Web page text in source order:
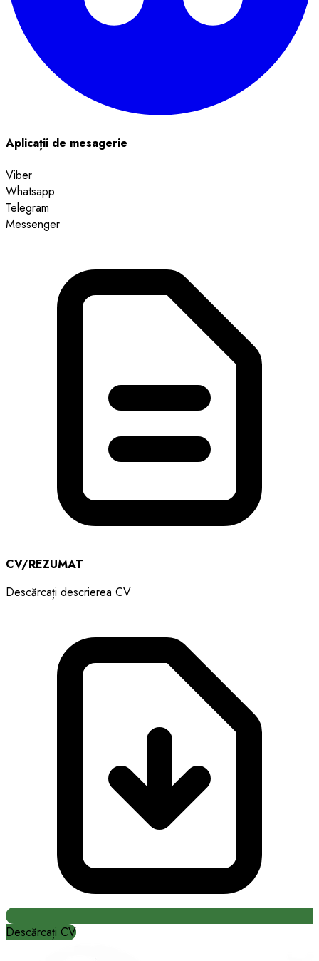
Aplicații de mesagerie
Viber
Whatsapp
Telegram
Messenger
CV/REZUMAT
Descărcați descrierea CV
Descărcați CV